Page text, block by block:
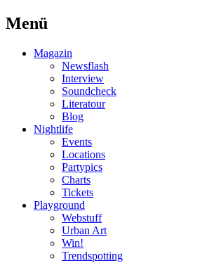
Menü
Magazin
Newsflash
Interview
Soundcheck
Literatour
Blog
Nightlife
Events
Locations
Partypics
Charts
Tickets
Playground
Webstuff
Urban Art
Win!
Trendspotting